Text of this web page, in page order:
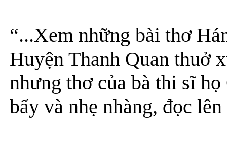
“...Xem những bài thơ
Huyện Thanh Quan thuở
nhưng thơ của bà thi sĩ
bẩy và nhẹ nhàng, đọc